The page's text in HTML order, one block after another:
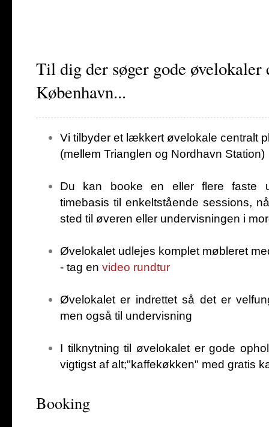
Til dig der søger gode
København...
Vi tilbyder et lækkert øvelokale centralt
(mellem Trianglen og Nordhavn Station)
Du kan booke en eller flere faste
timebasis til enkeltstående sessions,
sted til øveren eller undervisningen i
Øvelokalet udlejes komplet møbleret
- tag en video rundtur
Øvelokalet er indrettet så det er
men også til undervisning
I tilknytning til øvelokalet er gode
vigtigst af alt;"kaffekøkken" med gratis
Booking